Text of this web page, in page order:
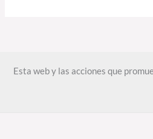
Esta web y las acciones que